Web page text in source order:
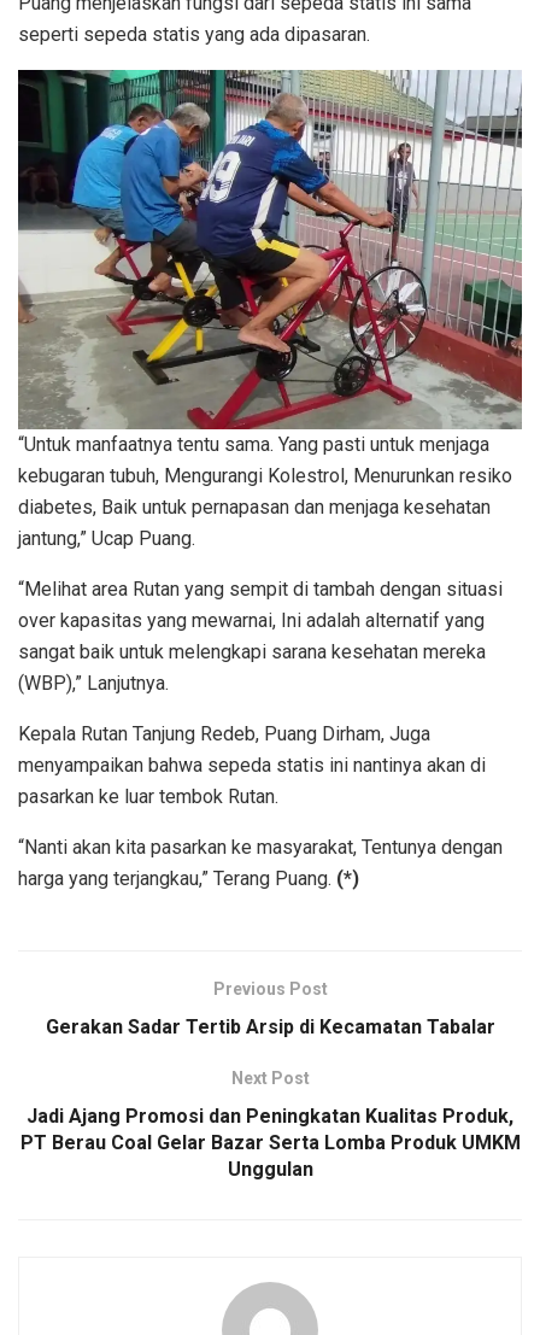
seperti sepeda statis yang ada dipasaran.
“Untuk manfaatnya tentu sama. Yang pasti untuk menjaga
kebugaran tubuh, Mengurangi Kolestrol, Menurunkan resiko
diabetes, Baik untuk pernapasan dan menjaga kesehatan
jantung,” Ucap Puang.
“Melihat area Rutan yang sempit di tambah dengan situasi
over kapasitas yang mewarnai, Ini adalah alternatif yang
sangat baik untuk melengkapi sarana kesehatan mereka
(WBP),” Lanjutnya.
Kepala Rutan Tanjung Redeb, Puang Dirham, Juga
menyampaikan bahwa sepeda statis ini nantinya akan di
pasarkan ke luar tembok Rutan.
“Nanti akan kita pasarkan ke masyarakat, Tentunya dengan
harga yang terjangkau,” Terang Puang. (*)
Previous Post
Gerakan Sadar Tertib Arsip di Kecamatan Tabalar
Next Post
Jadi Ajang Promosi dan Peningkatan Kualitas Produk,
PT Berau Coal Gelar Bazar Serta Lomba Produk UMKM
Unggulan